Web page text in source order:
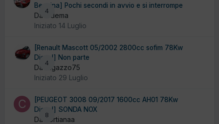
4
Benzina] Pochi secondi in avvio e si interrompe
Da ludema
Iniziato 14 Luglio
4
[Renault Mascott 05/2002 2800cc sofim 78Kw
Diesel] Non parte
Da ragazzo75
Iniziato 29 Luglio
8
[PEUGEOT 3008 09/2017 1600cc AH01 78Kw
Diesel] SONDA NOX
Da cortianaa